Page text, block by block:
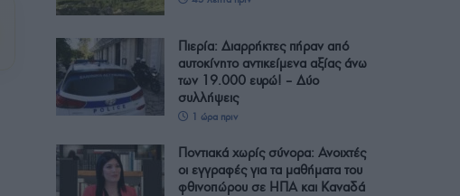
Πιερία: Διαρρήκτες πήραν από
αυτοκίνητο αντικείμενα αξίας άνω
των 19.000 ευρώ! – Δύο
συλλήψεις
1 ώρα πριν
Ποντιακά χωρίς σύνορα: Ανοιχτές
οι εγγραφές για τα μαθήματα του
φθινοπώρου σε ΗΠΑ και Καναδά